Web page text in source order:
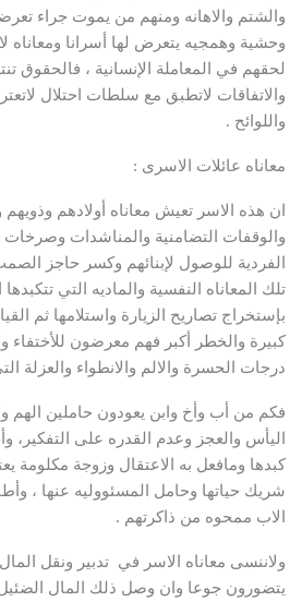
والشتم والاهانه ومنهم من يموت جراء
وحشية وهمجيه يتعرض لها أسرانا ومعاناه
لحقهم في المعاملة الإنسانية ، فالحقوق
والاتفاقات لاتطبق مع سلطات احتلال
واللوائح .
معاناه عائلات الاسرى :
ان هذه الاسر تعيش معاناه أولادهم وذويهم
والوقفات التضامنية والمناشدات وصرخات
الفردية للوصول لإبنائهم وكسر حاجز
تلك المعاناه النفسية والماديه التي
بإستخراج تصاريح الزيارة واستلامها ثم
كبيرة والخطر أكبر فهم معرضون للأختفاء
درجات الحسرة والالم والانطواء والعزلة
فكم من أب وأخ وابن يعودون حاملين الهم
اليأس والعجز وعدم القدره على التفكير،
كبدها ومافعل به الاعتقال وزوجة مكلومة
شريك حياتها وحامل المسئووليه عنها ،
الاب ممحوه من ذاكرتهم .
ولاننسى معاناه الاسر في تدبير ونقل المال
يتضورون جوعا وان وصل ذلك المال